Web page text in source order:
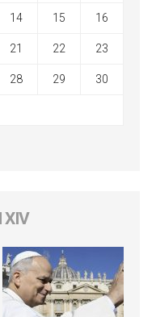
14 15 16
21 22 23
28 29 30
XIV